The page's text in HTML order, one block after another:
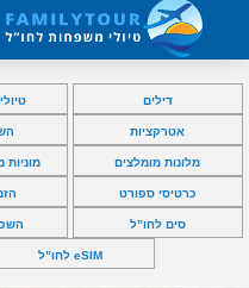
דילים
אטרקציות
מלונות מומלצים
כרטיסי ספורט
סים לחו”ל
eSIM לחו”ל